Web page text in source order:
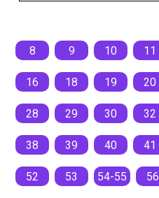
8 9 10 11
16 18 19 20
28 29 30 32
38 39 40 41
52 53 54-55 56